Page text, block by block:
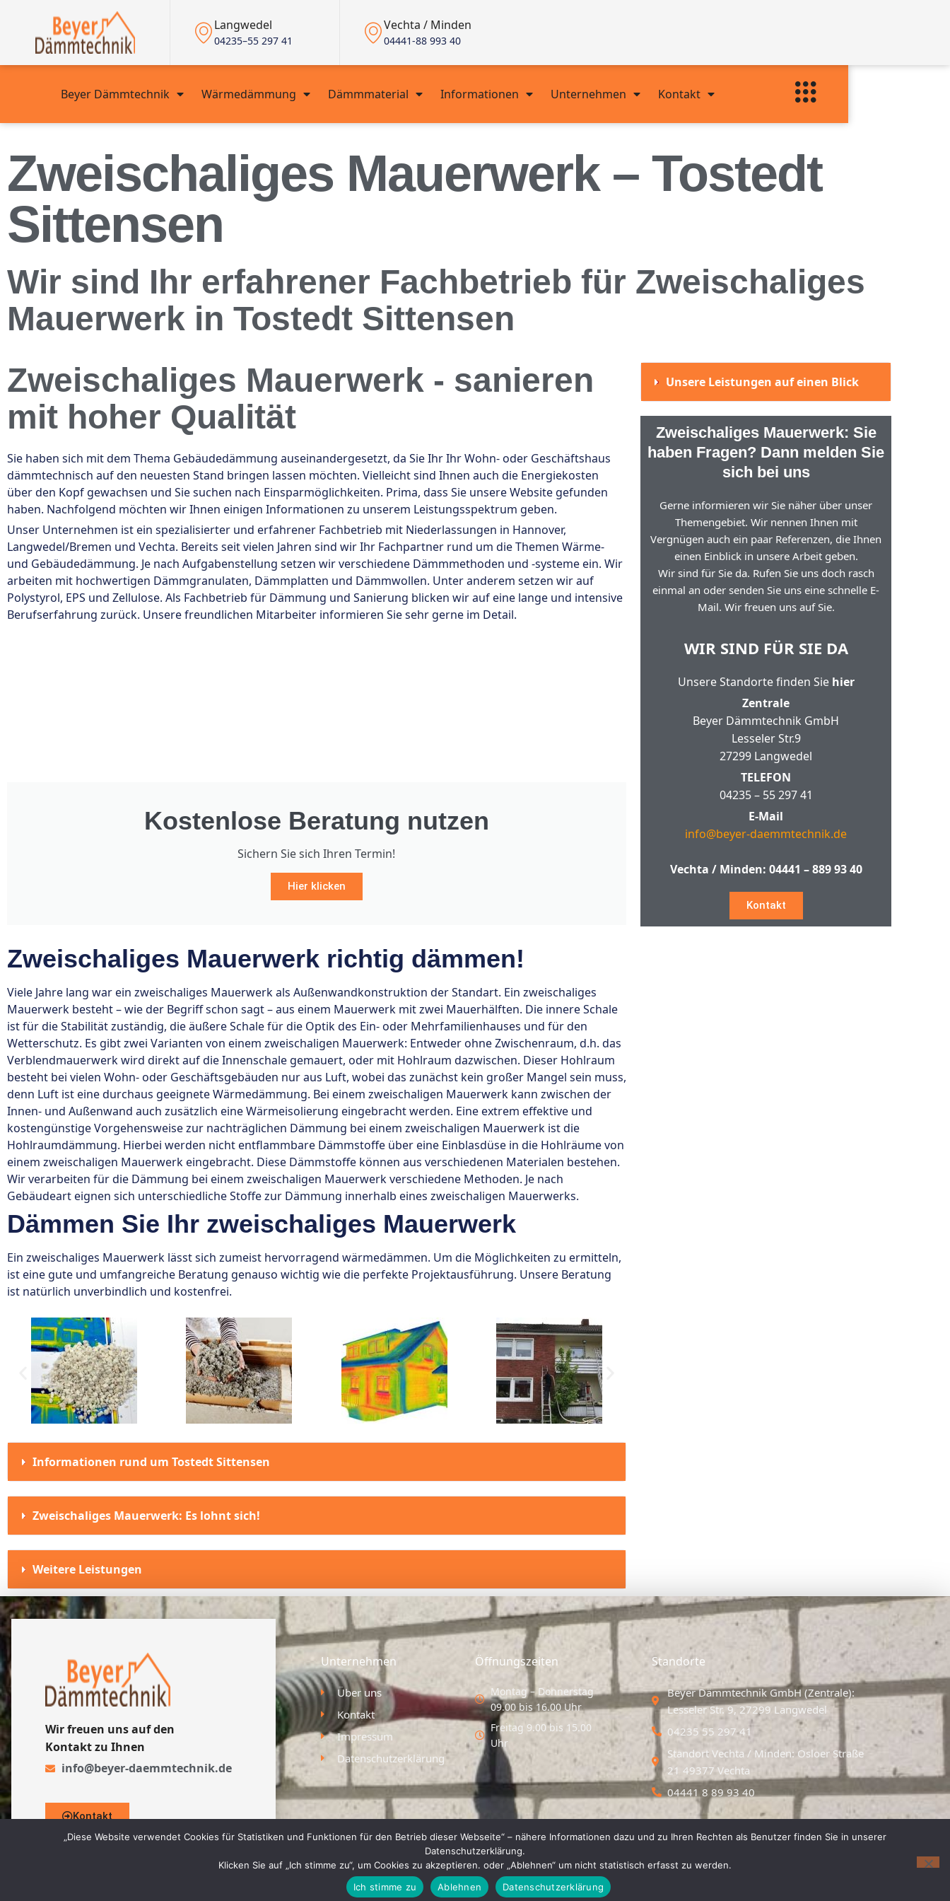
Langwedel
04235–55 297 41
Vechta / Minden
04441-88 993 40
Beyer Dämmtechnik Wärmedämmung Dämmmaterial Informationen Unternehmen Kontakt
Zweischaliges Mauerwerk – Tostedt
Sittensen
Wir sind Ihr erfahrener Fachbetrieb für Zweischaliges
Mauerwerk in Tostedt Sittensen
Zweischaliges Mauerwerk - sanieren
mit hoher Qualität
Sie haben sich mit dem Thema Gebäudedämmung auseinandergesetzt, da Sie Ihr Ihr Wohn- oder Geschäftshaus
dämmtechnisch auf den neuesten Stand bringen lassen möchten. Vielleicht sind Ihnen auch die Energiekosten
über den Kopf gewachsen und Sie suchen nach Einsparmöglichkeiten. Prima, dass Sie unsere Website gefunden
haben. Nachfolgend möchten wir Ihnen einigen Informationen zu unserem Leistungsspektrum geben.
Unser Unternehmen ist ein spezialisierter und erfahrener Fachbetrieb mit Niederlassungen in Hannover,
Langwedel/Bremen und Vechta. Bereits seit vielen Jahren sind wir Ihr Fachpartner rund um die Themen Wärme-
und Gebäudedämmung. Je nach Aufgabenstellung setzen wir verschiedene Dämmmethoden und -systeme ein. Wir
arbeiten mit hochwertigen Dämmgranulaten, Dämmplatten und Dämmwollen. Unter anderem setzen wir auf
Polystyrol, EPS und Zellulose. Als Fachbetrieb für Dämmung und Sanierung blicken wir auf eine lange und intensive
Berufserfahrung zurück. Unsere freundlichen Mitarbeiter informieren Sie sehr gerne im Detail.
Kostenlose Beratung nutzen
Sichern Sie sich Ihren Termin!
Hier klicken
Zweischaliges Mauerwerk richtig dämmen!
Viele Jahre lang war ein zweischaliges Mauerwerk als Außenwandkonstruktion der Standart. Ein zweischaliges
Mauerwerk besteht – wie der Begriff schon sagt – aus einem Mauerwerk mit zwei Mauerhälften. Die innere Schale
ist für die Stabilität zuständig, die äußere Schale für die Optik des Ein- oder Mehrfamilienhauses und für den
Wetterschutz. Es gibt zwei Varianten von einem zweischaligen Mauerwerk: Entweder ohne Zwischenraum, d.h. das
Verblendmauerwerk wird direkt auf die Innenschale gemauert, oder mit Hohlraum dazwischen. Dieser Hohlraum
besteht bei vielen Wohn- oder Geschäftsgebäuden nur aus Luft, wobei das zunächst kein großer Mangel sein muss,
denn Luft ist eine durchaus geeignete Wärmedämmung. Bei einem zweischaligen Mauerwerk kann zwischen der
Innen- und Außenwand auch zusätzlich eine Wärmeisolierung eingebracht werden. Eine extrem effektive und
kostengünstige Vorgehensweise zur nachträglichen Dämmung bei einem zweischaligen Mauerwerk ist die
Hohlraumdämmung. Hierbei werden nicht entflammbare Dämmstoffe über eine Einblasdüse in die Hohlräume von
einem zweischaligen Mauerwerk eingebracht. Diese Dämmstoffe können aus verschiedenen Materialen bestehen.
Wir verarbeiten für die Dämmung bei einem zweischaligen Mauerwerk verschiedene Methoden. Je nach
Gebäudeart eignen sich unterschiedliche Stoffe zur Dämmung innerhalb eines zweischaligen Mauerwerks.
Dämmen Sie Ihr zweischaliges Mauerwerk
Ein zweischaliges Mauerwerk lässt sich zumeist hervorragend wärmedämmen. Um die Möglichkeiten zu ermitteln,
ist eine gute und umfangreiche Beratung genauso wichtig wie die perfekte Projektausführung. Unsere Beratung
ist natürlich unverbindlich und kostenfrei.
Informationen rund um Tostedt Sittensen
Zweischaliges Mauerwerk: Es lohnt sich!
Weitere Leistungen
Unsere Leistungen auf einen Blick
Zweischaliges Mauerwerk: Sie
haben Fragen? Dann melden Sie
sich bei uns
Gerne informieren wir Sie näher über unser
Themengebiet. Wir nennen Ihnen mit
Vergnügen auch ein paar Referenzen, die Ihnen
einen Einblick in unsere Arbeit geben.
Wir sind für Sie da. Rufen Sie uns doch rasch
einmal an oder senden Sie uns eine schnelle E-
Mail. Wir freuen uns auf Sie.
WIR SIND FÜR SIE DA
Unsere Standorte finden Sie hier
Zentrale
Beyer Dämmtechnik GmbH
Lesseler Str.9
27299 Langwedel
TELEFON
04235 – 55 297 41
E-Mail
info@beyer-daemmtechnik.de
Vechta / Minden: 04441 – 889 93 40
Kontakt
Wir freuen uns auf den
Kontakt zu Ihnen
info@beyer-daemmtechnik.de
Kontakt
Unternehmen
Über uns
Kontakt
Impressum
Datenschutzerklärung
Öffnungszeiten
Montag – Donnerstag
09.00 bis 16.00 Uhr
Freitag 9.00 bis 15.00
Uhr
Standorte
Beyer Dämmtechnik GmbH (Zentrale):
Lesseler Str. 9, 27299 Langwedel
04235 55 297 41
Standort Vechta / Minden: Osloer Straße
21 49377 Vechta
04441 8 89 93 40
„Diese Website verwendet Cookies für Statistiken und Funktionen für den Betrieb dieser Webseite“ – nähere Informationen dazu und zu Ihren Rechten als Benutzer finden Sie in unserer
Datenschutzerklärung.
Klicken Sie auf „Ich stimme zu“, um Cookies zu akzeptieren. oder „Ablehnen“ um nicht statistisch erfasst zu werden.
Ich stimme zu
Ablehnen Datenschutzerklärung